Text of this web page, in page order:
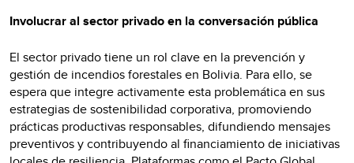
Involucrar al sector privado en la conversación pública
El sector privado tiene un rol clave en la prevención y
gestión de incendios forestales en Bolivia. Para ello, se
espera que integre activamente esta problemática en sus
estrategias de sostenibilidad corporativa, promoviendo
prácticas productivas responsables, difundiendo mensajes
preventivos y contribuyendo al financiamiento de iniciativas